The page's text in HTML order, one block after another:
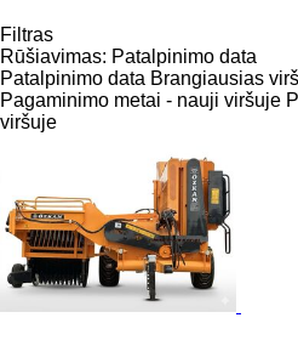
Filtras
Rūšiavimas: Patalpinimo data
Patalpinimo data Brangiausias
Pagaminimo metai - nauji viršuje
viršuje